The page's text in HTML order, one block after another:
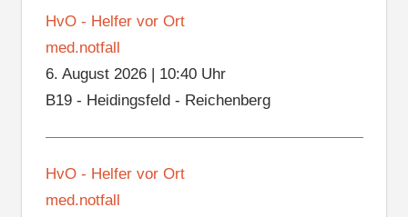
HvO - Helfer vor Ort
med.notfall
6. August 2026| 10:40 Uhr
B19 - Heidingsfeld - Reichenberg
HvO - Helfer vor Ort
med.notfall